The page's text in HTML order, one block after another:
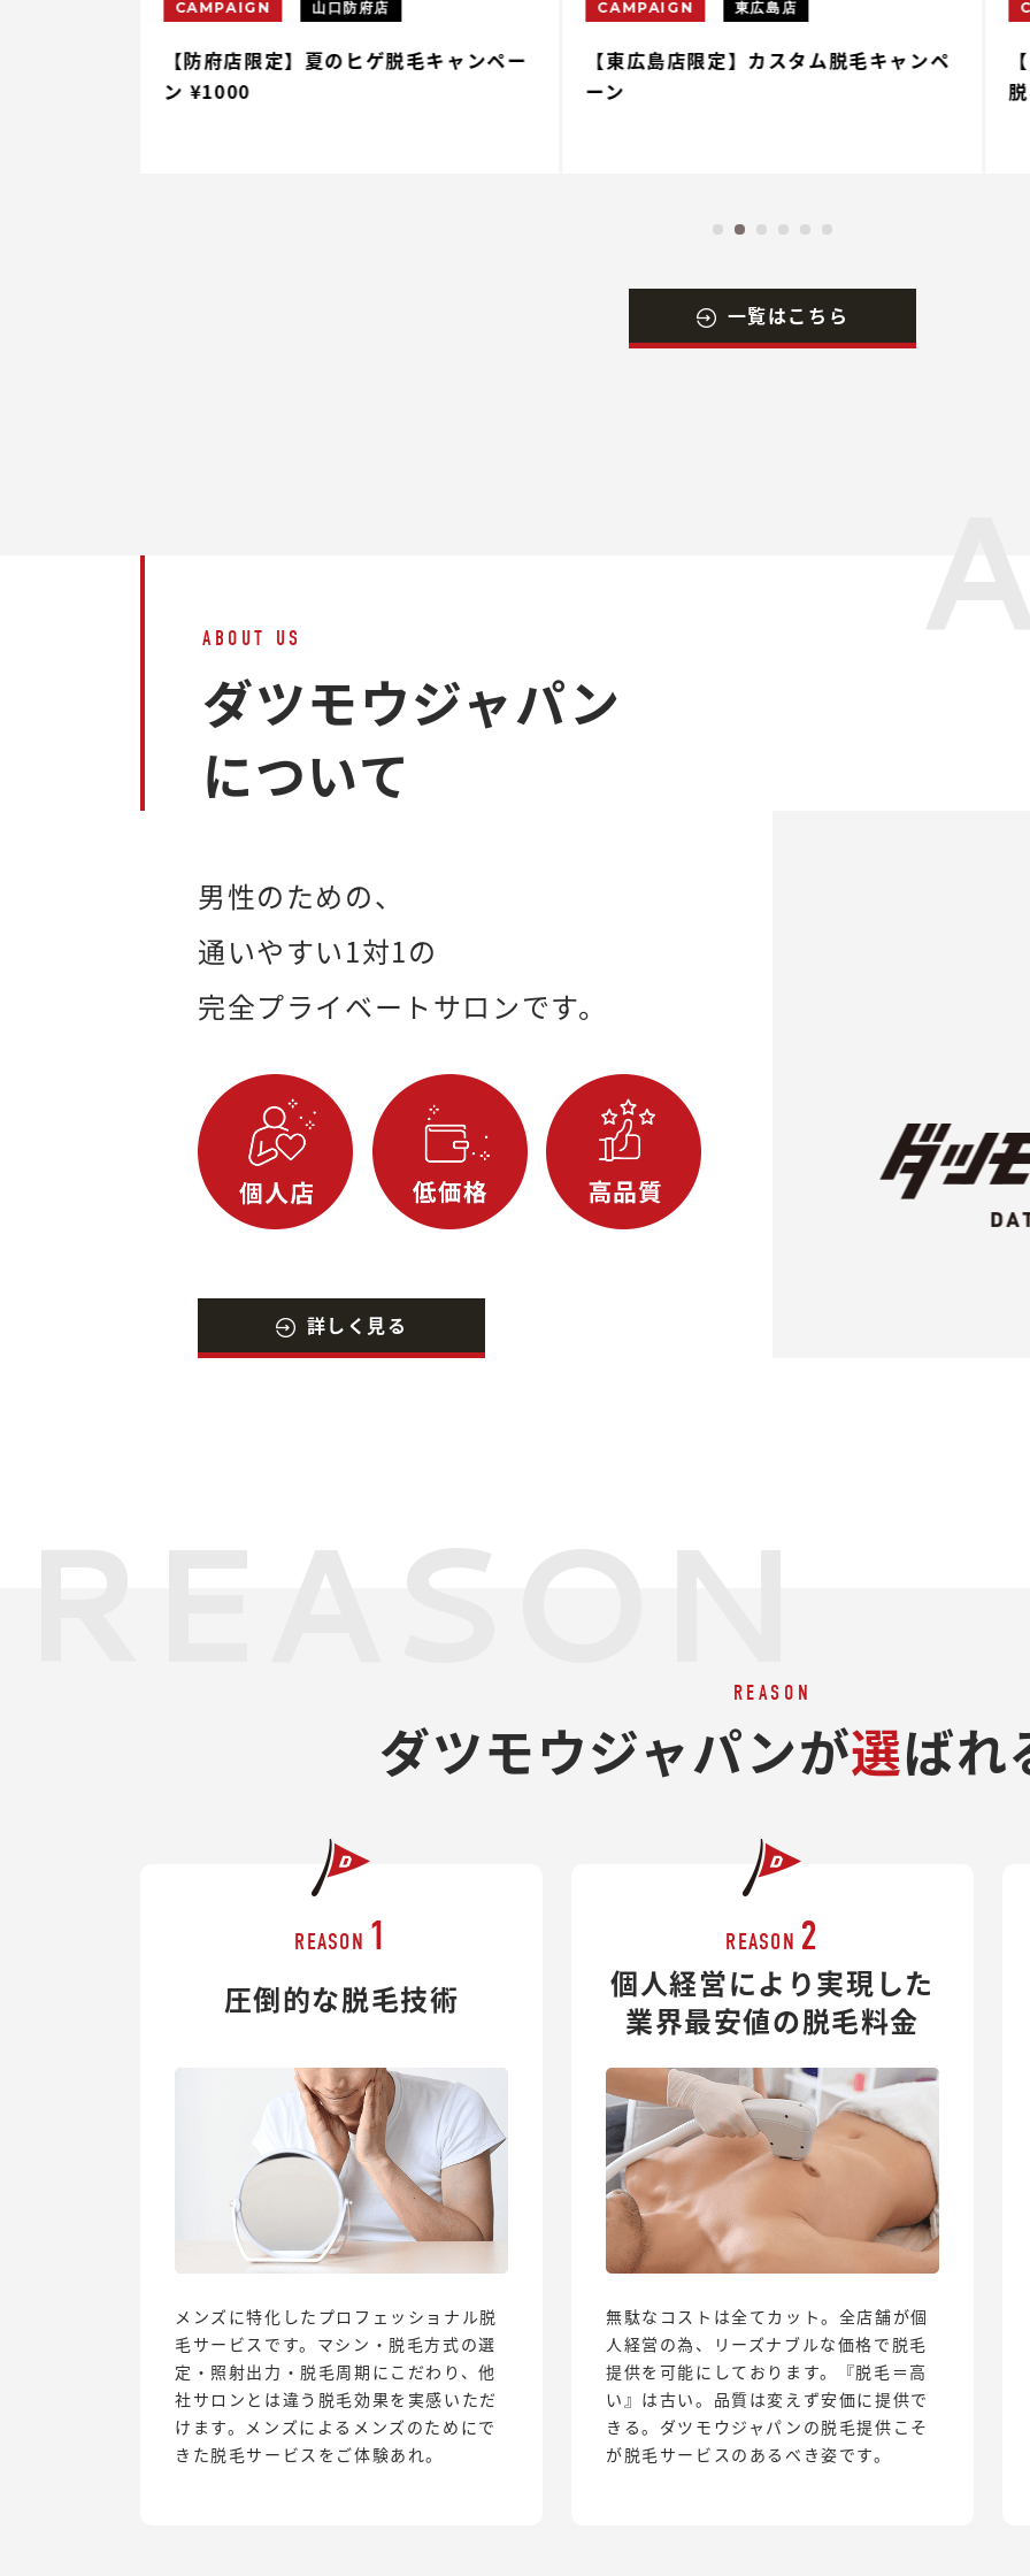
CAMPAIGN 山口防府店
【防府店限定】夏のヒゲ脱毛キャンペー
ン ¥1000
CAMPAIGN 東広島店
【東広島店限定】カスタム脱毛キャンペ
ーン
一覧はこちら
ABOUT US
ダツモウジャパン
について
男性のための、
通いやすい1対1の
完全プライベートサロンです。
詳しく見る
REASON
ダツモウジャパンが選ばれ
REASON 1
圧倒的な脱毛技術
メンズに特化したプロフェッショナル脱
毛サービスです。マシン・脱毛方式の選
定・照射出力・脱毛周期にこだわり、他
社サロンとは違う脱毛効果を実感いただ
けます。メンズによるメンズのためにで
きた脱毛サービスをご体験あれ。
REASON 2
個人経営により実現した
業界最安値の脱毛料金
無駄なコストは全てカット。全店舗が個
人経営の為、リーズナブルな価格で脱毛
提供を可能にしております。『脱毛＝高
い』は古い。品質は変えず安価に提供で
きる。ダツモウジャパンの脱毛提供こそ
が脱毛サービスのあるべき姿です。